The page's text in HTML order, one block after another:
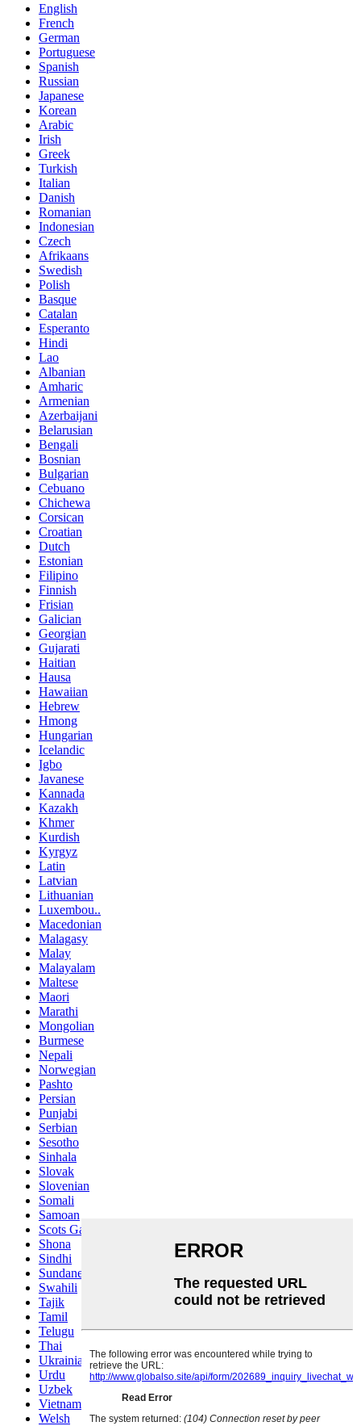
English
French
German
Portuguese
Spanish
Russian
Japanese
Korean
Arabic
Irish
Greek
Turkish
Italian
Danish
Romanian
Indonesian
Czech
Afrikaans
Swedish
Polish
Basque
Catalan
Esperanto
Hindi
Lao
Albanian
Amharic
Armenian
Azerbaijani
Belarusian
Bengali
Bosnian
Bulgarian
Cebuano
Chichewa
Corsican
Croatian
Dutch
Estonian
Filipino
Finnish
Frisian
Galician
Georgian
Gujarati
Haitian
Hausa
Hawaiian
Hebrew
Hmong
Hungarian
Icelandic
Igbo
Javanese
Kannada
Kazakh
Khmer
Kurdish
Kyrgyz
Latin
Latvian
Lithuanian
Luxembou..
Macedonian
Malagasy
Malay
Malayalam
Maltese
Maori
Marathi
Mongolian
Burmese
Nepali
Norwegian
Pashto
Persian
Punjabi
Serbian
Sesotho
Sinhala
Slovak
Slovenian
Somali
Samoan
Scots Gaelic
Shona
Sindhi
Sundanese
Swahili
Tajik
Tamil
Telugu
Thai
Ukrainian
Urdu
Uzbek
Vietnamese
Welsh